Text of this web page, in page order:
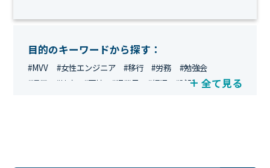
目的のキーワードから探す：
#MVV #女性エンジニア #移行 #労務
#勉強会
#運用
#地方 #面接 #IT業界 #経理
#試験 全て見る